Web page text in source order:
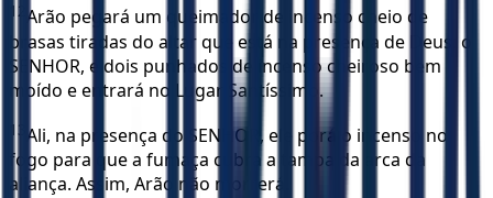
12 Arão pegará um queimador de incenso cheio de
brasas tiradas do altar que está na presença de Deus, o
SENHOR, e dois punhados de incenso cheiroso bem
moído e entrará no Lugar Santíssimo.
13 Ali, na presença do SENHOR, ele porá o incenso no
fogo para que a fumaça cubra a tampa da arca da
aliança. Assim, Arão não morrerá.